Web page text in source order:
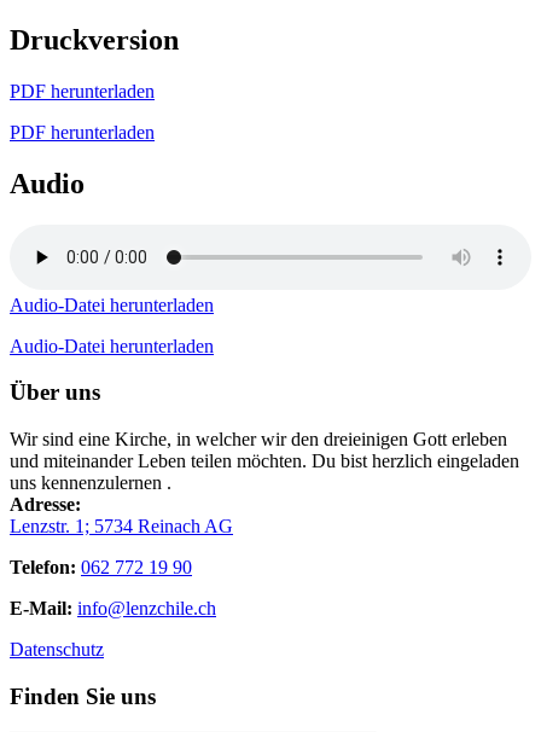
Druckversion
PDF herunterladen
PDF herunterladen
Audio
Audio-Datei herunterladen
Audio-Datei herunterladen
Über uns
Wir sind eine Kirche, in welcher wir den dreieinigen Gott erleben
und miteinander Leben teilen möchten. Du bist herzlich eingeladen
uns kennenzulernen .
Adresse:
Lenzstr. 1; 5734 Reinach AG
Telefon: 062 772 19 90
E-Mail: info@lenzchile.ch
Datenschutz
Finden Sie uns